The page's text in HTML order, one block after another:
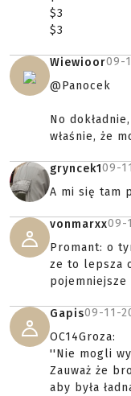
$3
$3
Wiewioor09-
@Panocek
No
właśnie, że
gryncek109-
A mi się tam
vonmarxx09-
Promant: o
ze to lepsza
pojemniejsze
Gapis09-11-
OC14Groza:
''Nie mogli
Zauważ że
aby była